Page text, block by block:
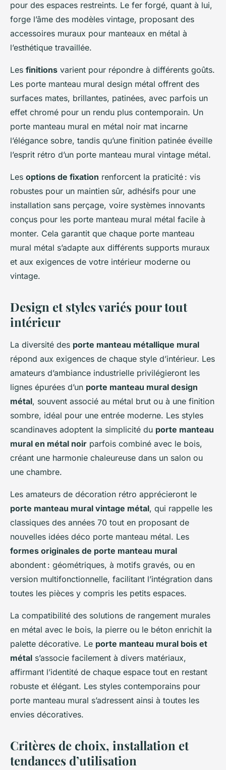
pour des espaces restreints. Le fer forgé, quant à lui,
forge l’âme des modèles vintage, proposant des
accessoires muraux pour manteaux en métal à
l’esthétique travaillée.
Les finitions varient pour répondre à différents goûts.
Les porte manteau mural design métal offrent des
surfaces mates, brillantes, patinées, avec parfois un
effet chromé pour un rendu plus contemporain. Un
porte manteau mural en métal noir mat incarne
l’élégance sobre, tandis qu’une finition patinée éveille
l’esprit rétro d’un porte manteau mural vintage métal.
Les options de fixation renforcent la praticité : vis
robustes pour un maintien sûr, adhésifs pour une
installation sans perçage, voire systèmes innovants
conçus pour les porte manteau mural métal facile à
monter. Cela garantit que chaque porte manteau
mural métal s’adapte aux différents supports muraux
et aux exigences de votre intérieur moderne ou
vintage.
Design et styles variés pour tout
intérieur
La diversité des porte manteau métallique mural
répond aux exigences de chaque style d’intérieur. Les
amateurs d’ambiance industrielle privilégieront les
lignes épurées d’un porte manteau mural design
métal, souvent associé au métal brut ou à une finition
sombre, idéal pour une entrée moderne. Les styles
scandinaves adoptent la simplicité du porte manteau
mural en métal noir parfois combiné avec le bois,
créant une harmonie chaleureuse dans un salon ou
une chambre.
Les amateurs de décoration rétro apprécieront le
porte manteau mural vintage métal, qui rappelle les
classiques des années 70 tout en proposant de
nouvelles idées déco porte manteau métal. Les
formes originales de porte manteau mural
abondent : géométriques, à motifs gravés, ou en
version multifonctionnelle, facilitant l’intégration dans
toutes les pièces y compris les petits espaces.
La compatibilité des solutions de rangement murales
en métal avec le bois, la pierre ou le béton enrichit la
palette décorative. Le porte manteau mural bois et
métal s’associe facilement à divers matériaux,
affirmant l’identité de chaque espace tout en restant
robuste et élégant. Les styles contemporains pour
porte manteau mural s’adressent ainsi à toutes les
envies décoratives.
Critères de choix, installation et
tendances d’utilisation